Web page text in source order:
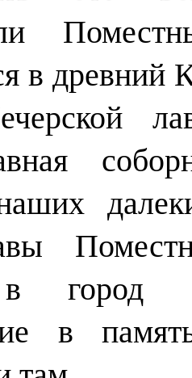
в древний
в город
в